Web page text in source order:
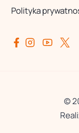
Polityka
©